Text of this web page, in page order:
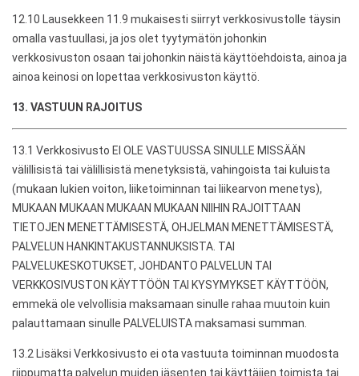
12.10 Lausekkeen 11.9 mukaisesti siirryt verkkosivustolle täysin
omalla vastuullasi, ja jos olet tyytymätön johonkin
verkkosivuston osaan tai johonkin näistä käyttöehdoista, ainoa ja
ainoa keinosi on lopettaa verkkosivuston käyttö.
13. VASTUUN RAJOITUS
13.1 Verkkosivusto EI OLE VASTUUSSA SINULLE MISSÄÄN
välillisistä tai välillisistä menetyksistä, vahingoista tai kuluista
(mukaan lukien voiton, liiketoiminnan tai liikearvon menetys),
MUKAAN MUKAAN MUKAAN MUKAAN NIIHIN RAJOITTAAN
TIETOJEN MENETTÄMISESTÄ, OHJELMAN MENETTÄMISESTÄ,
PALVELUN HANKINTAKUSTANNUKSISTA. TAI
PALVELUKESKOTUKSET, JOHDANTO PALVELUN TAI
VERKKOSIVUSTON KÄYTTÖÖN TAI KYSYMYKSET KÄYTTÖÖN,
emmekä ole velvollisia maksamaan sinulle rahaa muutoin kuin
palauttamaan sinulle PALVELUISTA maksamasi summan.
13.2 Lisäksi Verkkosivusto ei ota vastuuta toiminnan muodosta
riippumatta palvelun muiden jäsenten tai käyttäjien toimista tai